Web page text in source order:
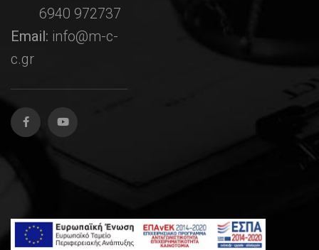
6940 972737
Email: info@m-c-
c.gr